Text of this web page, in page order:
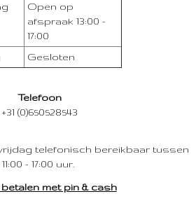
Open op
afspraak 13:00 -
17:00
Gesloten
Telefoon
+31 (0)650528543
telefonisch bereikbaar tussen
11:00 - 17:00 uur.
met pin & cash